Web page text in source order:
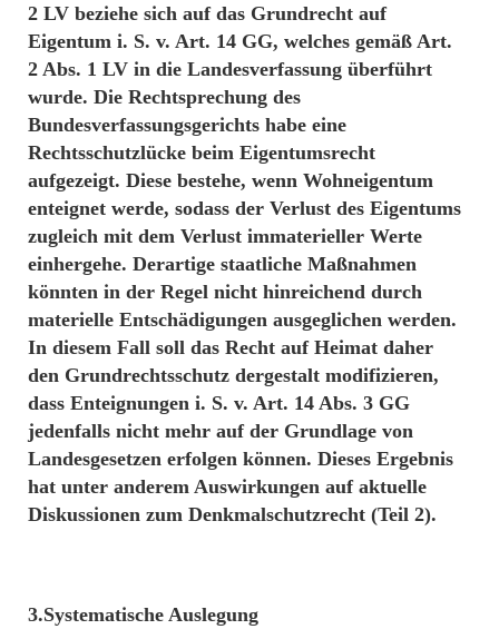
2 LV beziehe sich auf das Grundrecht auf
Eigentum i. S. v. Art. 14 GG, welches gemäß Art.
2 Abs. 1 LV in die Landesverfassung überführt
wurde. Die Rechtsprechung des
Bundesverfassungsgerichts habe eine
Rechtsschutzlücke beim Eigentumsrecht
aufgezeigt. Diese bestehe, wenn Wohneigentum
enteignet werde, sodass der Verlust des Eigentums
zugleich mit dem Verlust immaterieller Werte
einhergehe. Derartige staatliche Maßnahmen
könnten in der Regel nicht hinreichend durch
materielle Entschädigungen ausgeglichen werden.
In diesem Fall soll das Recht auf Heimat daher
den Grundrechtsschutz dergestalt modifizieren,
dass Enteignungen i. S. v. Art. 14 Abs. 3 GG
jedenfalls nicht mehr auf der Grundlage von
Landesgesetzen erfolgen können. Dieses Ergebnis
hat unter anderem Auswirkungen auf aktuelle
Diskussionen zum Denkmalschutzrecht (Teil 2).
3.Systematische Auslegung